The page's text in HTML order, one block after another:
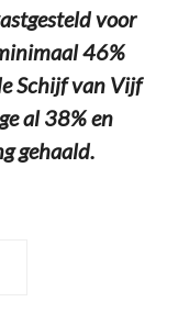
voor
46%
Schijf van Vijf
al 38% en
gehaald.